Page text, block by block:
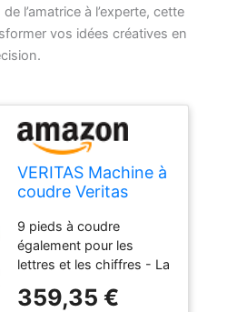
l’amatrice à l’experte, cette
vos idées créatives en
VERITAS Machine à
coudre Veritas
Rouge
9 pieds à coudre
également pour les
lettres et les chiffres - La
de VERITAS permet non
359,35 €